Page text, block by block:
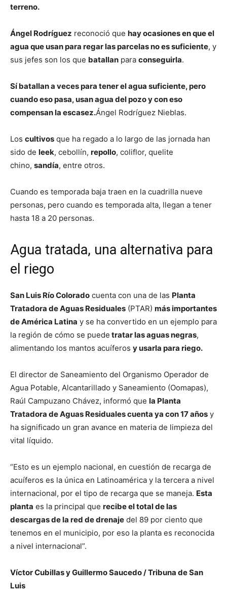
terreno.
Ángel Rodríguez reconoció que hay ocasiones en que el
agua que usan para regar las parcelas no es suficiente, y
sus jefes son los que batallan para conseguirla.
Sí batallan a veces para tener el agua suficiente, pero
cuando eso pasa, usan agua del pozo y con eso
compensan la escasez.Ángel Rodríguez Nieblas.
Los cultivos que ha regado a lo largo de las jornada han
sido de leek, cebollín, repollo, coliflor, quelite
chino, sandía, entre otros.
Cuando es temporada baja traen en la cuadrilla nueve
personas, pero cuando es temporada alta, llegan a tener
hasta 18 a 20 personas.
Agua tratada, una alternativa para
el riego
San Luis Río Colorado cuenta con una de las Planta
Tratadora de Aguas Residuales (PTAR) más importantes
de América Latina y se ha convertido en un ejemplo para
la región de cómo se puede tratar las aguas negras,
alimentando los mantos acuíferos y usarla para riego.
El director de Saneamiento del Organismo Operador de
Agua Potable, Alcantarillado y Saneamiento (Oomapas),
Raúl Campuzano Chávez, informó que la Planta
Tratadora de Aguas Residuales cuenta ya con 17 años y
ha significado un gran avance en materia de limpieza del
vital líquido.
“Esto es un ejemplo nacional, en cuestión de recarga de
acuíferos es la única en Latinoamérica y la tercera a nivel
internacional, por el tipo de recarga que se maneja. Esta
planta es la principal que recibe el total de las
descargas de la red de drenaje del 89 por ciento que
tenemos en el municipio, por eso la planta es reconocida
a nivel internacional”.
Víctor Cubillas y Guillermo Saucedo / Tribuna de San
Luis